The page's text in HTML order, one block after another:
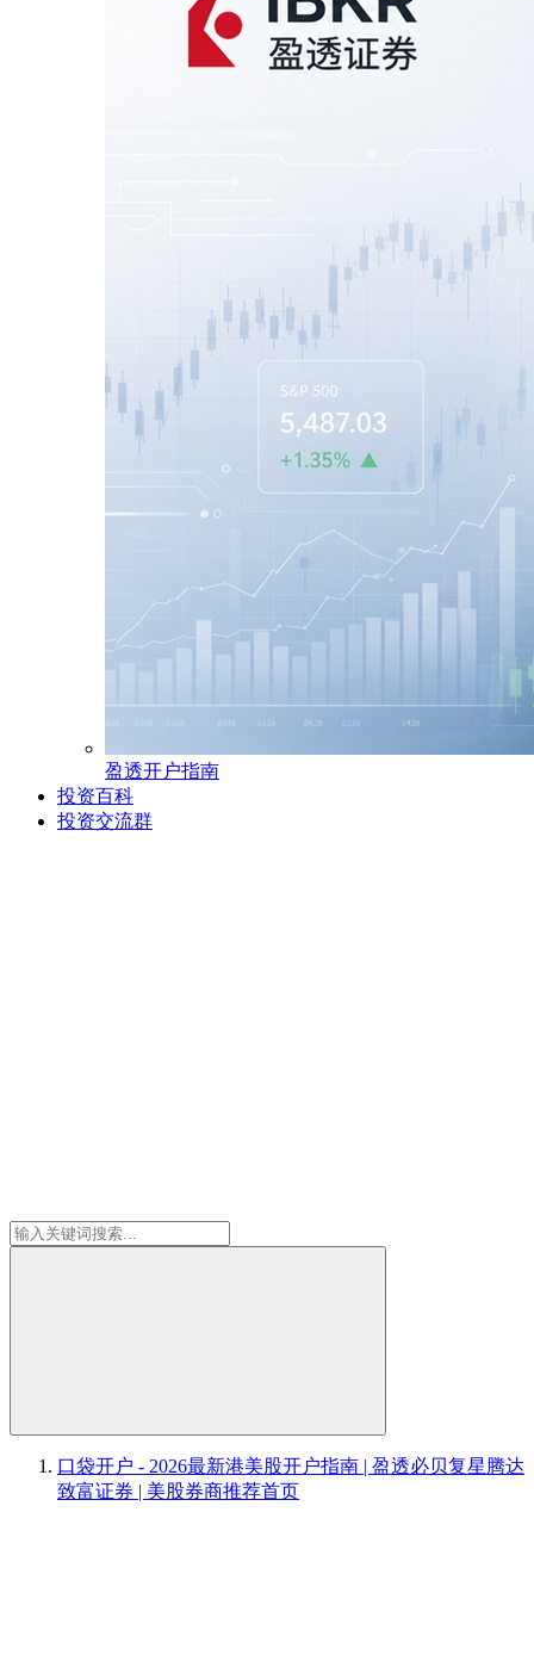
盈透开户指南
投资百科
投资交流群
口袋开户 - 2026最新港美股开户指南 | 盈透必贝复星腾达
致富证券 | 美股券商推荐首页